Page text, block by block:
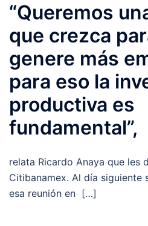
“Queremos
que crezca
genere más
para eso la
productiva es
fundamental”,
relata Ricardo Anaya que les
Citibanamex. Al día siguiente
esa reunión en […]